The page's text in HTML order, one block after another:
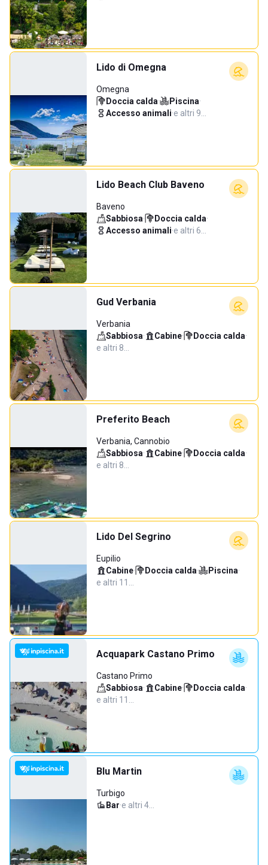
Lido di Omegna
Omegna
Doccia calda· Piscina·
Accesso animali·e altri 9…
Lido Beach Club Baveno
Baveno
Sabbiosa· Doccia calda·
Accesso animali·e altri 6…
Gud Verbania
Verbania
Sabbiosa· Cabine· Doccia calda·
e altri 8…
Preferito Beach
Verbania, Cannobio
Sabbiosa· Cabine· Doccia calda·
e altri 8…
Lido Del Segrino
Eupilio
Cabine· Doccia calda· Piscina·
e altri 11…
Acquapark Castano Primo
Castano Primo
Sabbiosa· Cabine· Doccia calda·
e altri 11…
Blu Martin
Turbigo
Bar·e altri 4…